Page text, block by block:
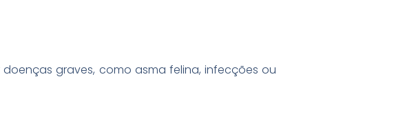
graves, como asma felina, infecções ou